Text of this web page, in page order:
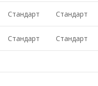
Стандарт Стандарт
Стандарт Стандарт